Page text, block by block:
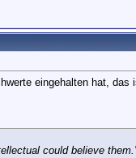
eingehalten hat,
could believe